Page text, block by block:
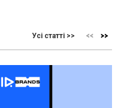
Усі статті >>